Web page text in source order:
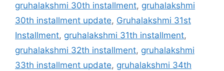
gruhalakshmi 30th installment, gruhalakshmi
30th installment update, Gruhalakshmi 31st
Installment, gruhalakshmi 31th installment,
gruhalakshmi 32th installment, gruhalakshmi
33th installment update, gruhalakshmi 34th